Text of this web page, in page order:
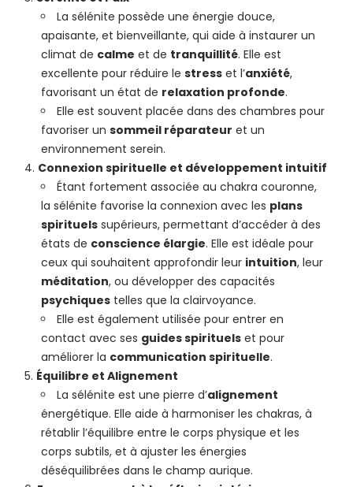
La sélénite possède une énergie douce,
apaisante, et bienveillante, qui aide à instaurer un
climat de calme et de tranquillité. Elle est
excellente pour réduire lestress et l’anxiété,
favorisant un état de relaxation profonde.
Elle est souvent placée dans des chambres pour
favoriser unsommeil réparateur et un
environnement serein.
Connexion spirituelle et développement intuitif
Étant fortement associée au chakra couronne,
la sélénite favorise la connexion avec les plans
spirituels supérieurs, permettant d’accéder à des
états de conscience élargie. Elle est idéale pour
ceux qui souhaitent approfondir leur intuition, leur
méditation, ou développer des capacités
psychiques telles que la clairvoyance.
Elle est également utilisée pour entrer en
contact avec ses guides spirituels et pour
améliorer la communication spirituelle.
Équilibre et Alignement
La sélénite est une pierre d’alignement
énergétique. Elle aide à harmoniser les chakras, à
rétablir l’équilibre entre le corps physique et les
corps subtils, et à ajuster les énergies
déséquilibrées dans le champ aurique.